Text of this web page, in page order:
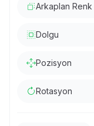
Arkaplan Renk
Dolgu
Pozisyon
Rotasyon